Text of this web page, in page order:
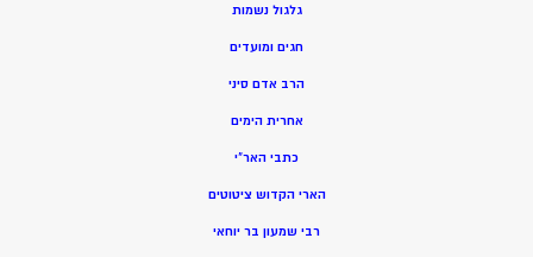
גלגול נשמות
חגים ומועדים
הרב אדם סיני
אחרית הימים
כתבי האר”י
הארי הקדוש ציטוטים
רבי שמעון בר יוחאי